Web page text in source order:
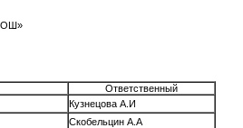
Ответственный
Кузнецова А.И
Скобельцин А.А